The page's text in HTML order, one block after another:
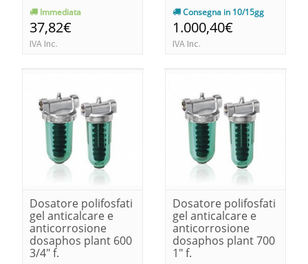
Immediata
37,82€
IVA Inc.
Consegna in 10/15gg
1.000,40€
IVA Inc.
Dosatore polifosfati
gel anticalcare e
anticorrosione
dosaphos plant 600
3/4" f.
Dosatore polifosfati
gel anticalcare e
anticorrosione
dosaphos plant 700
1" f.